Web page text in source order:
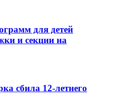
для детей
и секции на
сбила 12-летнего